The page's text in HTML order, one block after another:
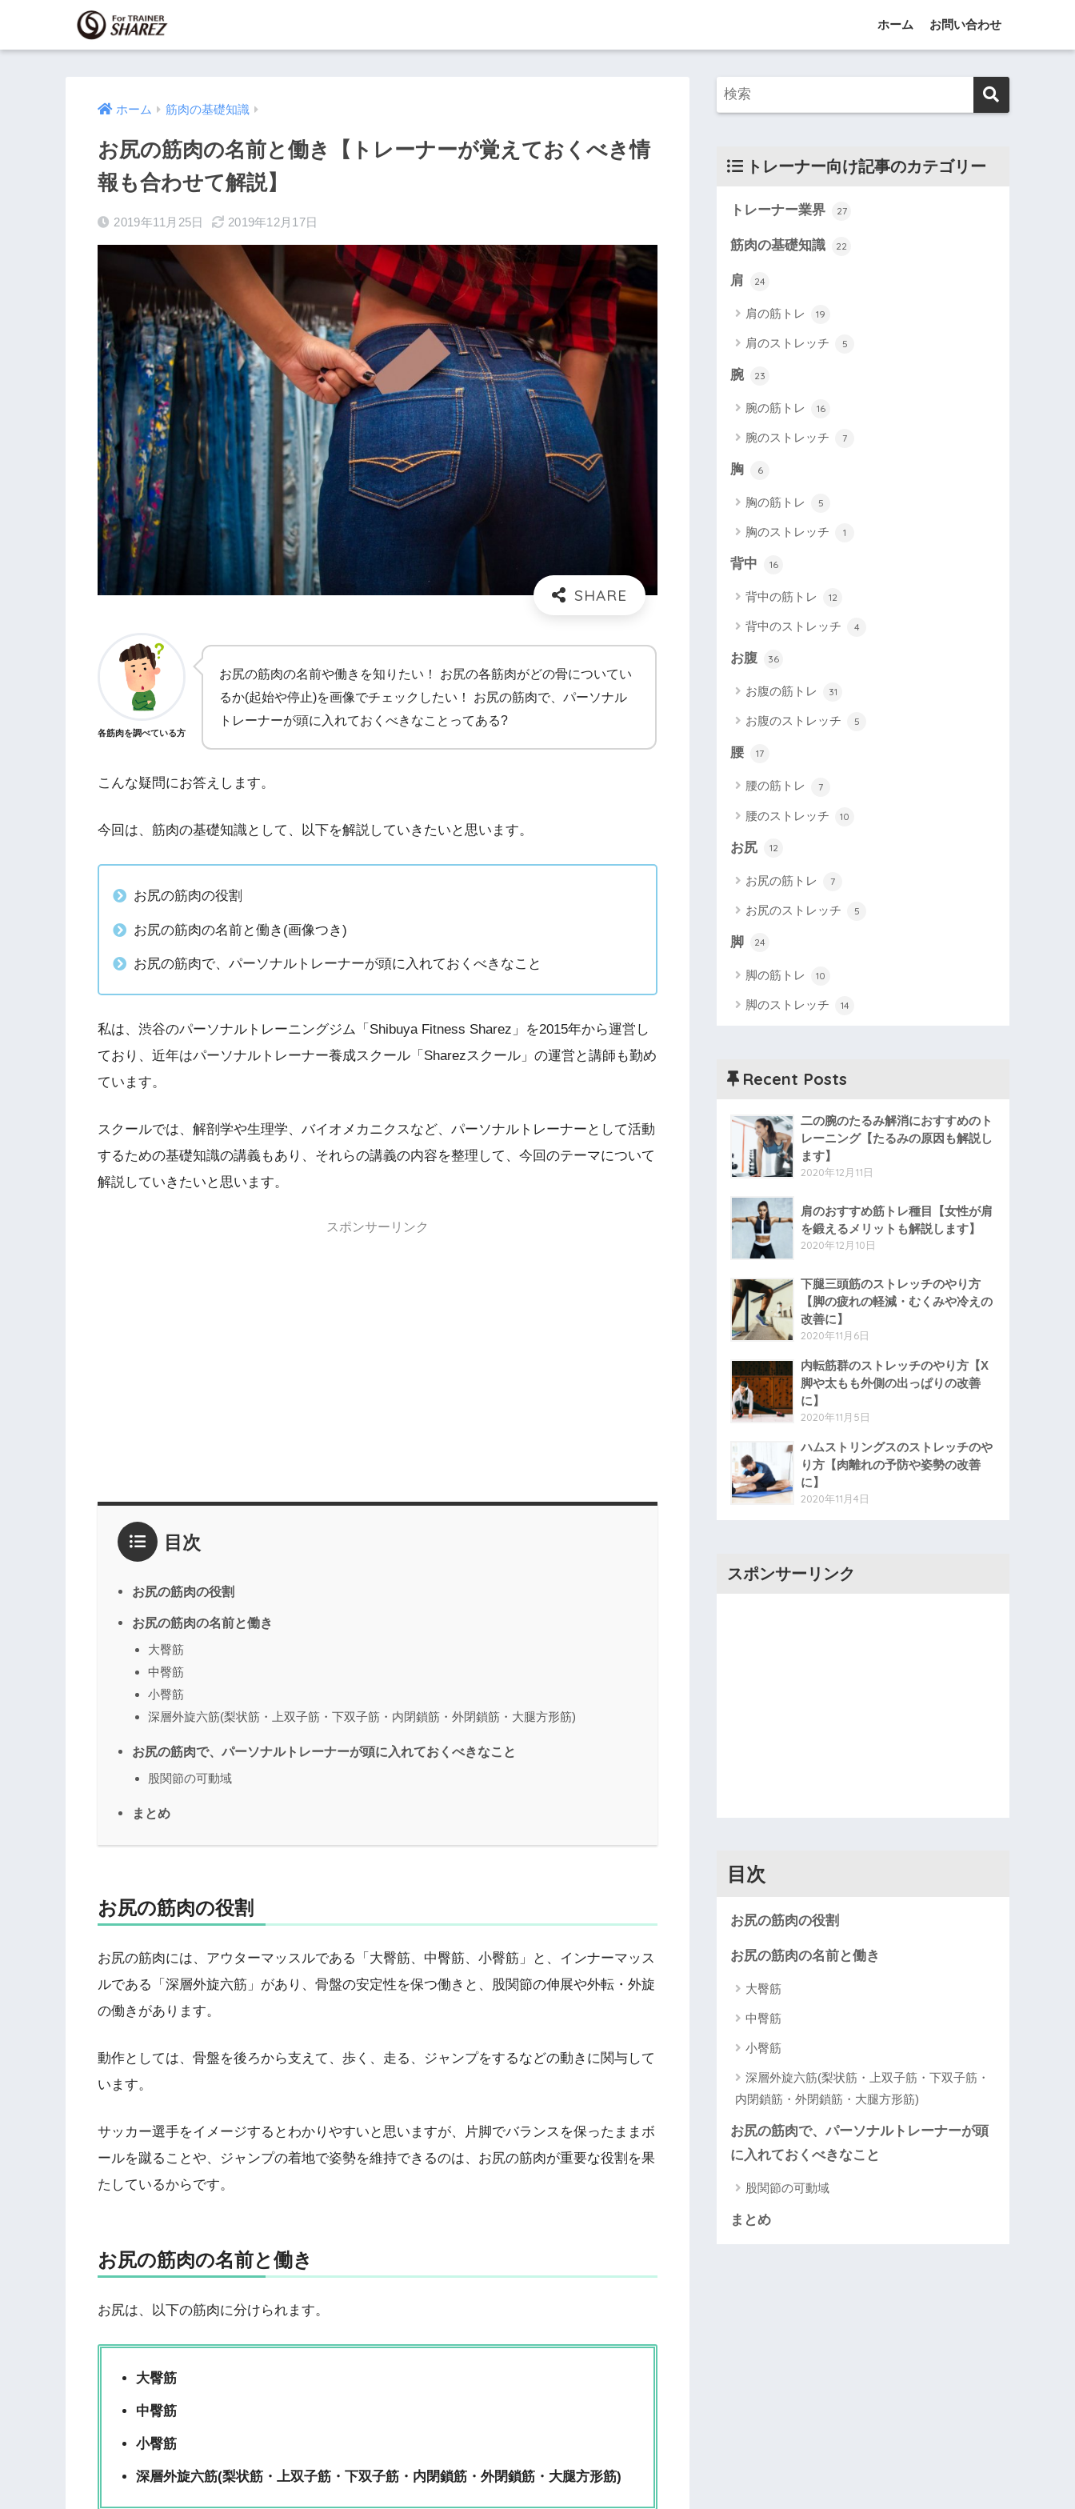
ホーム お問い合わせ
ホーム 筋肉の基礎知識
お尻の筋肉の名前と働き【トレーナーが覚えておくべき情
報も合わせて解説】
2019年11月25日 2019年12月17日
各筋肉を調べている方
お尻の筋肉の名前や働きを知りたい！ お尻の各筋肉がどの骨についてい
るか(起始や停止)を画像でチェックしたい！ お尻の筋肉で、パーソナル
トレーナーが頭に入れておくべきなことってある?
こんな疑問にお答えします。
今回は、筋肉の基礎知識として、以下を解説していきたいと思います。
お尻の筋肉の役割
お尻の筋肉の名前と働き(画像つき)
お尻の筋肉で、パーソナルトレーナーが頭に入れておくべきなこと
私は、渋谷のパーソナルトレーニングジム「Shibuya Fitness Sharez」を2015年から運営し
ており、近年はパーソナルトレーナー養成スクール「Sharezスクール」の運営と講師も勤め
ています。
スクールでは、解剖学や生理学、バイオメカニクスなど、パーソナルトレーナーとして活動
するための基礎知識の講義もあり、それらの講義の内容を整理して、今回のテーマについて
解説していきたいと思います。
スポンサーリンク
目次
お尻の筋肉の役割
お尻の筋肉の名前と働き
大臀筋
中臀筋
小臀筋
深層外旋六筋(梨状筋・上双子筋・下双子筋・内閉鎖筋・外閉鎖筋・大腿方形筋)
お尻の筋肉で、パーソナルトレーナーが頭に入れておくべきなこと
股関節の可動域
まとめ
お尻の筋肉の役割
お尻の筋肉には、アウターマッスルである「大臀筋、中臀筋、小臀筋」と、インナーマッス
ルである「深層外旋六筋」があり、骨盤の安定性を保つ働きと、股関節の伸展や外転・外旋
の働きがあります。
動作としては、骨盤を後ろから支えて、歩く、走る、ジャンプをするなどの動きに関与して
います。
サッカー選手をイメージするとわかりやすいと思いますが、片脚でバランスを保ったままボ
ールを蹴ることや、ジャンプの着地で姿勢を維持できるのは、お尻の筋肉が重要な役割を果
たしているからです。
お尻の筋肉の名前と働き
お尻は、以下の筋肉に分けられます。
大臀筋
中臀筋
小臀筋
深層外旋六筋(梨状筋・上双子筋・下双子筋・内閉鎖筋・外閉鎖筋・大腿方形筋)
トレーナー向け記事のカテゴリー
トレーナー業界 27
筋肉の基礎知識 22
肩 24
肩の筋トレ 19
肩のストレッチ 5
腕 23
腕の筋トレ 16
腕のストレッチ 7
胸 6
胸の筋トレ 5
胸のストレッチ 1
背中 16
背中の筋トレ 12
背中のストレッチ 4
お腹 36
お腹の筋トレ 31
お腹のストレッチ 5
腰 17
腰の筋トレ 7
腰のストレッチ 10
お尻 12
お尻の筋トレ 7
お尻のストレッチ 5
脚 24
脚の筋トレ 10
脚のストレッチ 14
Recent Posts
二の腕のたるみ解消におすすめのト
レーニング【たるみの原因も解説し
ます】
2020年12月11日
肩のおすすめ筋トレ種目【女性が肩
を鍛えるメリットも解説します】
2020年12月10日
下腿三頭筋のストレッチのやり方
【脚の疲れの軽減・むくみや冷えの
改善に】
2020年11月6日
内転筋群のストレッチのやり方【X
脚や太もも外側の出っぱりの改善
に】
2020年11月5日
ハムストリングスのストレッチのや
り方【肉離れの予防や姿勢の改善
に】
2020年11月4日
スポンサーリンク
目次
お尻の筋肉の役割
お尻の筋肉の名前と働き
大臀筋
中臀筋
小臀筋
深層外旋六筋(梨状筋・上双子筋・下双子筋・
内閉鎖筋・外閉鎖筋・大腿方形筋)
お尻の筋肉で、パーソナルトレーナーが頭
に入れておくべきなこと
股関節の可動域
まとめ